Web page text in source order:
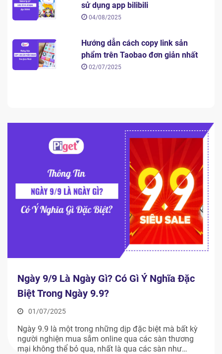
sử dụng app bilibili
04/08/2025
Hướng dẫn cách copy link sản
phẩm trên Taobao đơn giản nhất
02/07/2025
Ngày 9/9 Là Ngày Gì? Có Gì Ý Nghĩa Đặc
Biệt Trong Ngày 9.9?
01/07/2025
Ngày 9.9 là một trong những dịp đặc biệt mà bất kỳ
người nghiện mua sắm online qua các sàn thương
mại không thể bỏ qua, nhất là qua các sàn như